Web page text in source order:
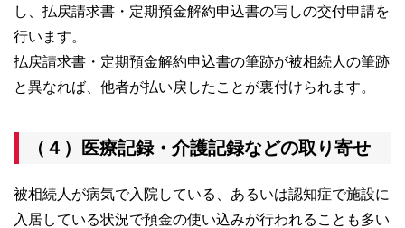
し、払戻請求書・定期預金解約申込書の写しの交付申請を
行います。
払戻請求書・定期預金解約申込書の筆跡が被相続人の筆跡
と異なれば、他者が払い戻したことが裏付けられます。
（４）医療記録・介護記録などの取り寄せ
被相続人が病気で入院している、あるいは認知症で施設に
入居している状況で預金の使い込みが行われることも多い